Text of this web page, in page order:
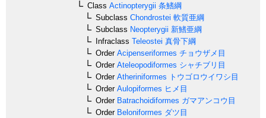
Class Actinopterygii 条鰭綱
Subclass Chondrostei 軟質亜綱
Subclass Neopterygii 新鰭亜綱
Infraclass Teleostei 真骨下綱
OrderAcipenseriformes チョウザメ目
OrderAteleopodiformes シャチブリ目
OrderAtheriniformes トウゴロウイワシ目
OrderAulopiformes ヒメ目
OrderBatrachoidiformes ガマアンコウ目
OrderBeloniformes ダツ目